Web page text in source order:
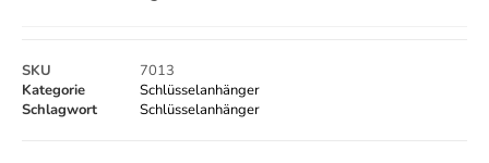
SKU
7013
Kategorie
Schlüsselanhänger
Schlagwort
Schlüsselanhänger